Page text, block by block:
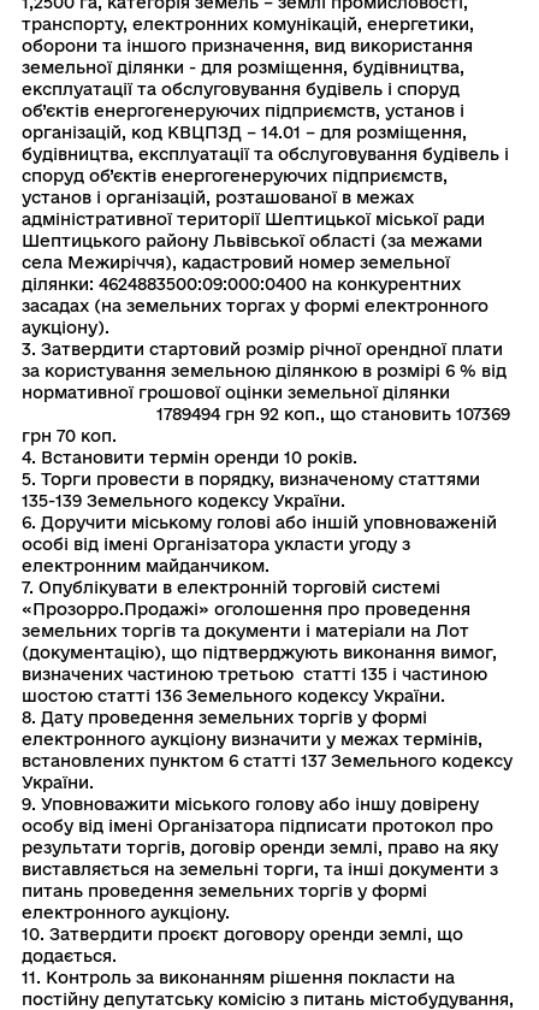
транспорту, електронних комунікацій, енергетики,
оборони та іншого призначення, вид використання
земельної ділянки - для розміщення, будівництва,
експлуатації та обслуговування будівель і споруд
об’єктів енергогенеруючих підприємств, установ і
організацій, код КВЦПЗД – 14.01 – для розміщення,
будівництва, експлуатації та обслуговування будівель і
споруд об’єктів енергогенеруючих підприємств,
установ і організацій, розташованої в межах
адміністративної території Шептицької міської ради
Шептицького району Львівської області (за межами
села Межиріччя), кадастровий номер земельної
ділянки: 4624883500:09:000:0400 на конкурентних
засадах (на земельних торгах у формі електронного
аукціону).
3. Затвердити стартовий розмір річної орендної плати
за користування земельною ділянкою в розмірі 6 % від
нормативної грошової оцінки земельної ділянки
1789494 грн 92 коп., що становить 107369
грн 70 коп.
4. Встановити термін оренди 10 років.
5. Торги провести в порядку, визначеному статтями
135-139 Земельного кодексу України.
6. Доручити міському голові або іншій уповноваженій
особі від імені Організатора укласти угоду з
електронним майданчиком.
7. Опублікувати в електронній торговій системі
«Прозорро.Продажі» оголошення про проведення
земельних торгів та документи і матеріали на Лот
(документацію), що підтверджують виконання вимог,
визначених частиною третьою статті 135 і частиною
шостою статті 136 Земельного кодексу України.
8. Дату проведення земельних торгів у формі
електронного аукціону визначити у межах термінів,
встановлених пунктом 6 статті 137 Земельного кодексу
України.
9. Уповноважити міського голову або іншу довірену
особу від імені Організатора підписати протокол про
результати торгів, договір оренди землі, право на яку
виставляється на земельні торги, та інші документи з
питань проведення земельних торгів у формі
електронного аукціону.
10. Затвердити проєкт договору оренди землі, що
додається.
11. Контроль за виконанням рiшення покласти на
постiйну депутатську комiсiю з питань мiстобудування,